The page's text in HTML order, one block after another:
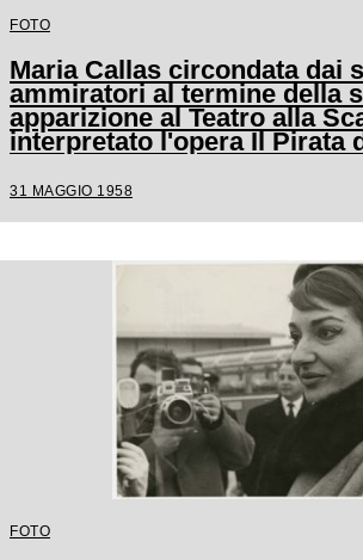
FOTO
Maria Callas circondata dai
ammiratori al termine della
apparizione al Teatro alla
interpretato l'opera Il Pirata
31 MAGGIO 1958
FOTO